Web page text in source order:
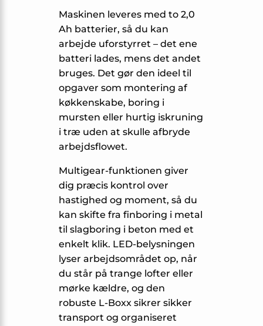
Maskinen leveres med to 2,0
Ah batterier, så du kan
arbejde uforstyrret – det ene
batteri lades, mens det andet
bruges. Det gør den ideel til
opgaver som montering af
køkkenskabe, boring i
mursten eller hurtig iskruning
i træ uden at skulle afbryde
arbejds­flowet.
Multigear-funktionen giver
dig præcis kontrol over
hastighed og moment, så du
kan skifte fra finboring i metal
til slagboring i beton med et
enkelt klik. LED-belysningen
lyser arbejdsområdet op, når
du står på trange lofter eller
mørke kældre, og den
robuste L-Boxx sikrer sikker
transport og organiseret